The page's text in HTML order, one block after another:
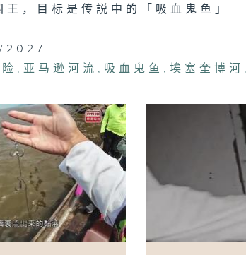
，目标是传説中的「吸血鬼鱼」
2027
,亚马逊河流 , 吸血鬼鱼 ,埃塞奎博河